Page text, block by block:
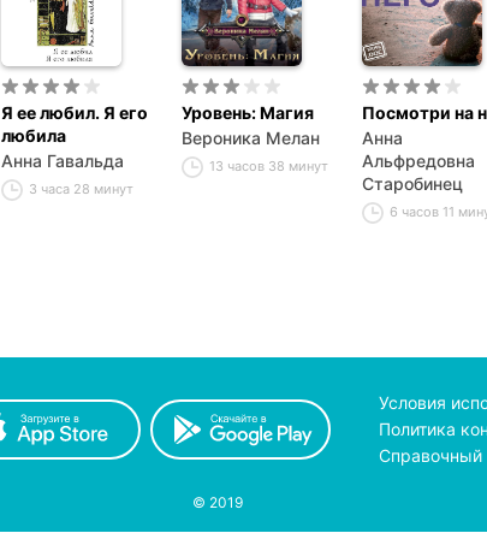
Я ее любил. Я его
любила
Анна Гавальда
3 часа 28 минут
Уровень: Магия
Вероника Мелан
13 часов 38 минут
Посмотри на
Анна
Альфредовна
Старобинец
6 часов 11
Условия
Политика
Справочный
© 2019